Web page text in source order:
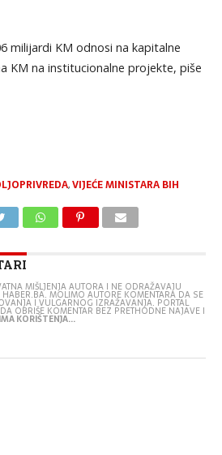
milijardi KM odnosi nа kapitalne
KM na institucionalne projekte, piše
,VIJEĆE MINISTARA BIH
MIŠLJENJA AUTORA I NE ODRAŽAVAJU
HABER.BA. MOLIMO AUTORE KOMENTARA DA SE
I VULGARNOG IZRAŽAVANJA. PORTAL
OBRIŠE KOMENTAR BEZ PRETHODNE NAJAVE I
KORIŠTENJA...